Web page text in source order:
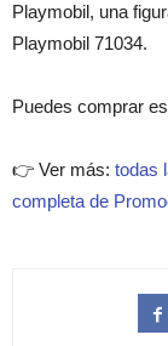
Playmobil, una
Playmobil 71034.
Puedes comprar
👉 Ver más: todas
completa de